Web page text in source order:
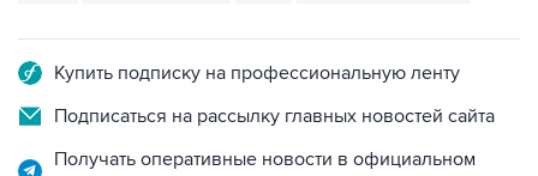
Купить подписку на профессиональную ленту
Подписаться на рассылку главных новостей сайта
Получать оперативные новости в официальном